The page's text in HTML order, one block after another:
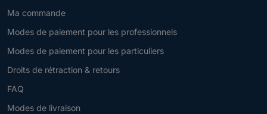
Ma commande
Modes de paiement pour les professionnels
Modes de paiement pour les particuliers
Droits de rétraction & retours
FAQ
Modes de livraison